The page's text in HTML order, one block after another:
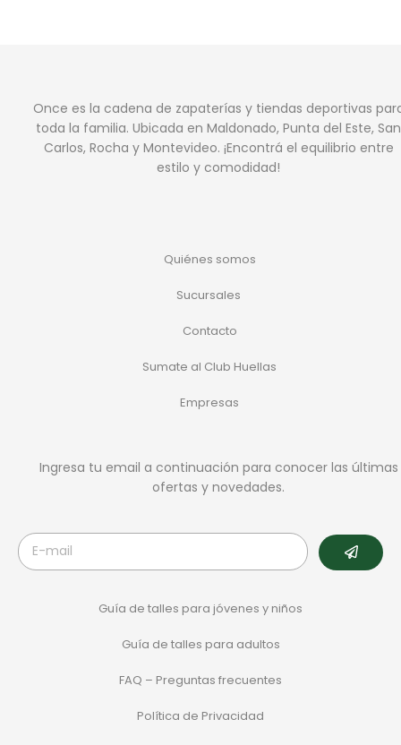
Once es la cadena de zapaterías y tiendas deportivas
toda la familia. Ubicada en Maldonado, Punta del Este, San
Carlos, Rocha y Montevideo. ¡Encontrá el equilibrio entre
estilo y comodidad!
Quiénes somos
Sucursales
Contacto
Sumate al Club Huellas
Empresas
Ingresa tu email a continuación para conocer las últimas
ofertas y novedades.
Guía de talles para jóvenes y niños
Guía de talles para adultos
FAQ – Preguntas frecuentes
Política de Privacidad